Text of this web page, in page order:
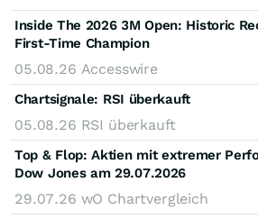
Inside The 2026 3M Open: Historic
First-Time Champion
05.08.26 Accesswire
Chartsignale: RSI überkauft
05.08.26 RSI überkauft
Top & Flop: Aktien mit extremer
Dow Jones am 29.07.2026
29.07.26 wO Chartvergleich